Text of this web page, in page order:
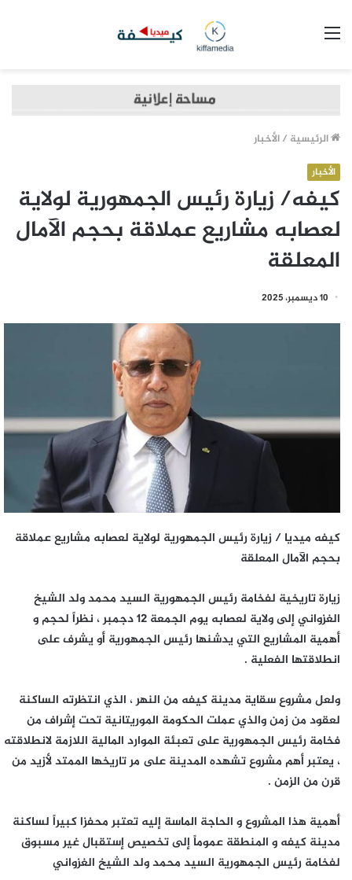
الرئيسية /الأخبار
الأخبار
كيفه/ زيارة رئيس الجمهورية لولاية
لعصابه مشاريع عملاقة بحجم الآمال
المعلقة
10 ديسمبر، 2025
كيفه ميديا / زيارة رئيس الجمهورية لولاية لعصابه مشاريع عملاقة
بحجم الآمال المعلقة
زيارة تاريخية لفخامة رئيس الجمهورية السيد محمد ولد الشيخ
الغزواني إلى ولاية لعصابه يوم الجمعة 12 دجمبر ، نظراً لحجم و
أهمية المشاريع التي يدشنها رئيس الجمهورية أو يشرف على
انطلاقتها الفعلية .
ولعل مشروع سقاية مدينة كيفه من النهر ، الذي انتظرته الساكنة
لعقود من زمن والذي عملت الحكومة الموريتانية تحت إشراف من
فخامة رئيس الجمهورية على تعبئة الموارد المالية اللازمة لانطلاقته
، يعتبر أهم مشروع تشهده المدينة على مر تاريخها الممتد لأزيد من
قرن من الزمن .
أهمية هذا المشروع و الحاجة الماسة إليه تعتبر محفزا كبيراً لساكنة
مدينة كيفه و المنطقة عموماً إلى تخصيص إستقبال غير مسبوق
لفخامة رئيس الجمهورية السيد محمد ولد الشيخ الغزواني